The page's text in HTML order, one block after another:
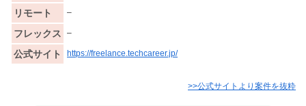
リモート –
フレックス –
公式サイト https://freelance.techcareer.jp/
>>公式サイトより案件を抜粋